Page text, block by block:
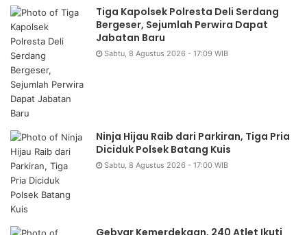
Tiga Kapolsek Polresta Deli Serdang
Bergeser, Sejumlah Perwira Dapat
Jabatan Baru
Sabtu, 8 Agustus 2026 - 17:09 WIB
Ninja Hijau Raib dari Parkiran, Tiga Pria
Diciduk Polsek Batang Kuis
Sabtu, 8 Agustus 2026 - 17:00 WIB